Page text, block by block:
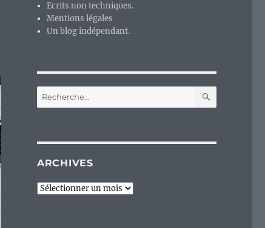
Ecrits non techniques.
Mentions légales
Un blog indépendant.
Recherche
pour :
ARCHIVES
Archives